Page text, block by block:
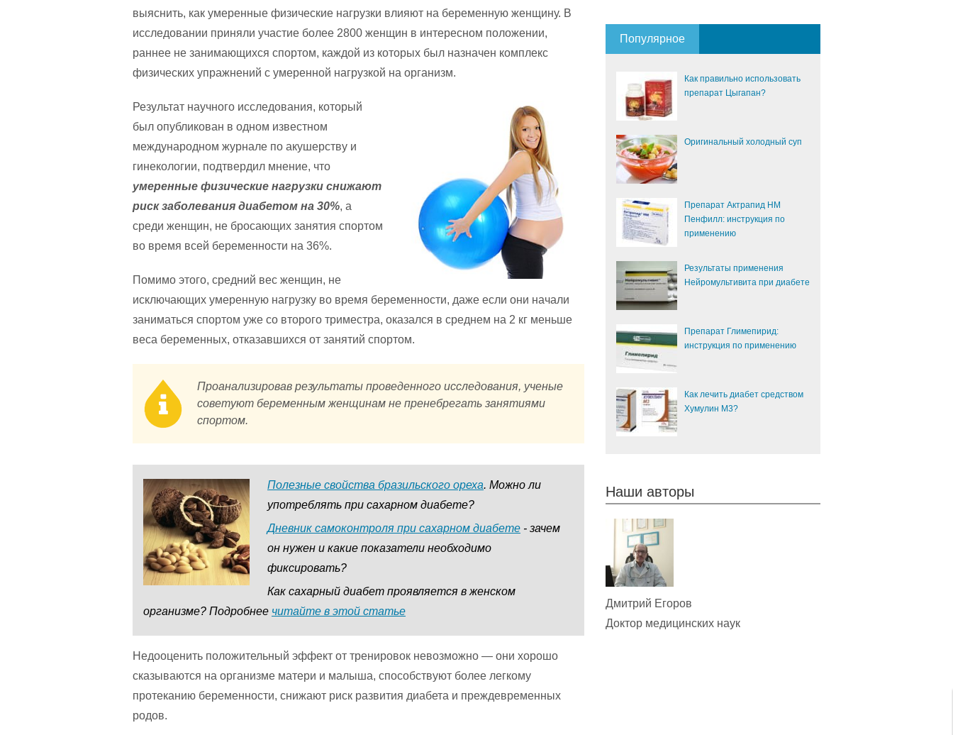
выяснить, как умеренные физические нагрузки влияют на беременную женщину. В
исследовании приняли участие более 2800 женщин в интересном положении,
раннее не занимающихся спортом, каждой из которых был назначен комплекс
физических упражнений с умеренной нагрузкой на организм.
Результат научного исследования, который
был опубликован в одном известном
международном журнале по акушерству и
гинекологии, подтвердил мнение, что
умеренные физические нагрузки снижают
риск заболевания диабетом на 30%, а
среди женщин, не бросающих занятия спортом
во время всей беременности на 36%.
Помимо этого, средний вес женщин, не
исключающих умеренную нагрузку во время беременности, даже если они начали
заниматься спортом уже со второго триместра, оказался в среднем на 2 кг меньше
веса беременных, отказавшихся от занятий спортом.
Проанализировав результаты проведенного исследования, ученые
советуют беременным женщинам не пренебрегать занятиями
спортом.
Полезные свойства бразильского ореха. Можно ли
употреблять при сахарном диабете?
Дневник самоконтроля при сахарном диабете - зачем
он нужен и какие показатели необходимо
фиксировать?
Как сахарный диабет проявляется в женском
организме? Подробнее читайте в этой статье
Недооценить положительный эффект от тренировок невозможно — они хорошо
сказываются на организме матери и малыша, способствуют более легкому
протеканию беременности, снижают риск развития диабета и преждевременных
родов.
Популярное
Как правильно использовать
препарат Цыгапан?
Оригинальный холодный суп
Препарат Актрапид НМ
Пенфилл: инструкция по
применению
Результаты применения
Нейромультивита при диабете
Препарат Глимепирид:
инструкция по применению
Как лечить диабет средством
Хумулин М3?
Наши авторы
Дмитрий Егоров
Доктор медицинских наук